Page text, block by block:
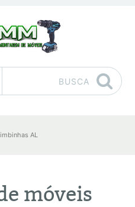
BUSCA
AL
móveis